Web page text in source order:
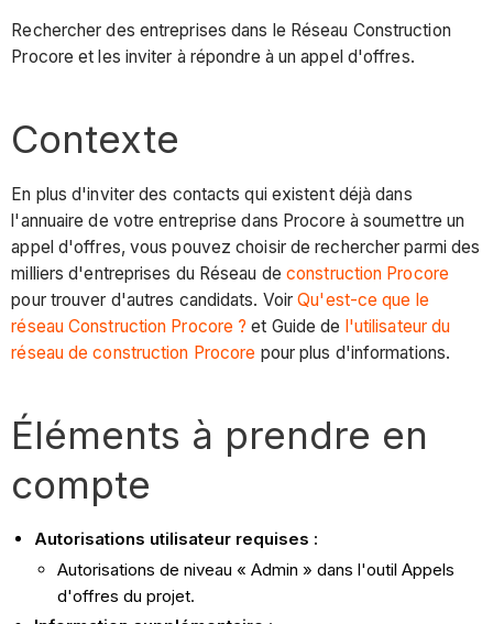
Rechercher des entreprises dans le Réseau Construction
Procore et les inviter à répondre à un appel d'offres.
Contexte
En plus d'inviter des contacts qui existent déjà dans
l'annuaire de votre entreprise dans Procore à soumettre un
appel d'offres, vous pouvez choisir de rechercher parmi des
milliers d'entreprises du Réseau de construction Procore
pour trouver d'autres candidats. VoirQu'est-ce que le
réseau Construction Procore ? et Guide de l'utilisateur du
réseau de construction Procore pour plus d'informations.
Éléments à prendre en
compte
Autorisations utilisateur requises :
Autorisations de niveau « Admin » dans l'outil Appels
d'offres du projet.